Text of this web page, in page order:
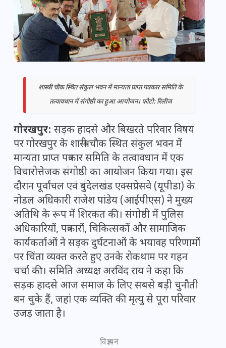
शास्त्री चौक स्थित संकुल भवन में मान्यता प्राप्त पत्रकार समिति के
तत्वावधान में संगोष्ठी का हुआ आयोजन। फोटो: रिलीज
गोरखपुर: सड़क हादसे और बिखरते परिवार विषय
पर गोरखपुर के शास्त्री चौक स्थित संकुल भवन में
मान्यता प्राप्त पत्रकार समिति के तत्वावधान में एक
विचारोत्तेजक संगोष्ठी का आयोजन किया गया। इस
दौरान पूर्वांचल एवं बुंदेलखंड एक्सप्रेसवे (यूपीडा) के
नोडल अधिकारी राजेश पांडेय (आईपीएस) ने मुख्य
अतिथि के रूप में शिरकत की। संगोष्ठी में पुलिस
अधिकारियों, पत्रकारों, चिकित्सकों और सामाजिक
कार्यकर्ताओं ने सड़क दुर्घटनाओं के भयावह परिणामों
पर चिंता व्यक्त करते हुए उनके रोकथाम पर गहन
चर्चा की। समिति अध्यक्ष अरविंद राय ने कहा कि
सड़क हादसे आज समाज के लिए सबसे बड़ी चुनौती
बन चुके हैं, जहां एक व्यक्ति की मृत्यु से पूरा परिवार
उजड़ जाता है।
विज्ञापन